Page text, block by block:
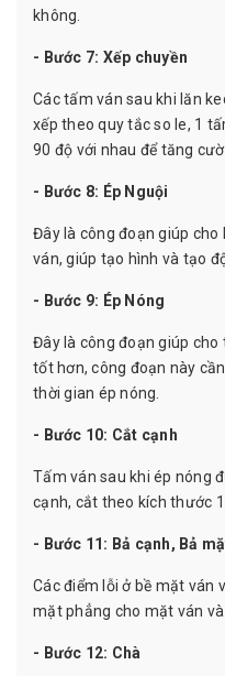
không.
- Bước 7: Xếp chuyền
Các tấm ván sau khi lăn
xếp theo quy tắc so le, 1
90 độ với nhau để tăng
- Bước 8: Ép Nguội
Đây là công đoạn giúp
ván, giúp tạo hình và tạo
- Bước 9: Ép Nóng
Đây là công đoạn giúp
tốt hơn, công đoạn này
thời gian ép nóng.
- Bước 10: Cắt cạnh
Tấm ván sau khi ép nóng
cạnh, cắt theo kích thước
- Bước 11: Bả cạnh, Bả
Các điểm lỗi ở bề mặt ván
mặt phẳng cho mặt ván và
- Bước 12: Chà